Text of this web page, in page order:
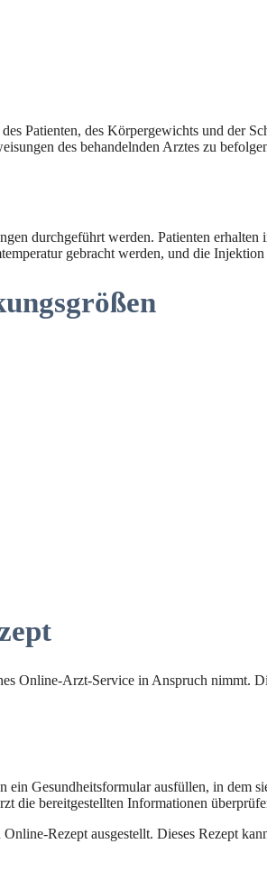
Patienten, des Körpergewichts und der
des behandelnden Arztes zu
durchgeführt werden. Patienten
gebracht werden, und die
Online-Arzt-Service in Anspruch nimmt.
Gesundheitsformular ausfüllen, in dem
die bereitgestellten Informationen
Rezept ausgestellt. Dieses Rezept